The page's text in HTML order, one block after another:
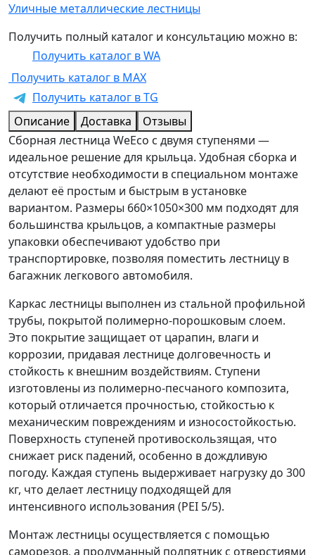
Уличные металлические лестницы
Получить полный каталог и консультацию можно в:
Получить каталог в WA
Получить каталог в MAX
Получить каталог в TG
Описание
Доставка
Отзывы
Сборная лестница WeEco с двумя ступенями —
идеальное решение для крыльца. Удобная сборка и
отсутствие необходимости в специальном монтаже
делают её простым и быстрым в установке
вариантом. Размеры 660×1050×300 мм подходят для
большинства крыльцов, а компактные размеры
упаковки обеспечивают удобство при
транспортировке, позволяя поместить лестницу в
багажник легкового автомобиля.
Каркас лестницы выполнен из стальной профильной
трубы, покрытой полимерно-порошковым слоем.
Это покрытие защищает от царапин, влаги и
коррозии, придавая лестнице долговечность и
стойкость к внешним воздействиям. Ступени
изготовлены из полимерно-песчаного композита,
который отличается прочностью, стойкостью к
механическим повреждениям и износостойкостью.
Поверхность ступеней противоскользящая, что
снижает риск падений, особенно в дождливую
погоду. Каждая ступень выдерживает нагрузку до 300
кг, что делает лестницу подходящей для
интенсивного использования (PEI 5/5).
Монтаж лестницы осуществляется с помощью
саморезов, а продуманный подпятник с отверстиями